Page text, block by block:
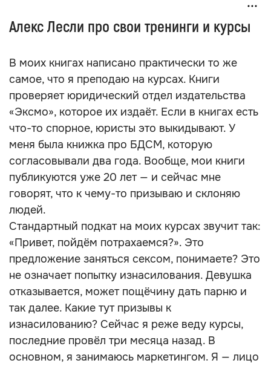
Алекс Лесли про свои тренинги и курсы
В моих книгах написано практически то же
самое, что я преподаю на курсах. Книги
проверяет юридический отдел издательства
«Эксмо», которое их издаёт. Если в книгах есть
что-то спорное, юристы это выкидывают. У
меня была книжка про БДСМ, которую
согласовывали два года. Вообще, мои книги
публикуются уже 20 лет — и сейчас мне
говорят, что к чему-то призываю и склоняю
людей.
Стандартный подкат на моих курсах звучит так:
«Привет, пойдём потрахаемся?». Это
предложение заняться сексом, понимаете? Это
не означает попытку изнасилования. Девушка
отказывается, может пощёчину дать парню и
так далее. Какие тут призывы к
изнасилованию? Сейчас я реже веду курсы,
последние провёл три месяца назад. В
основном, я занимаюсь маркетингом. Я — лицо